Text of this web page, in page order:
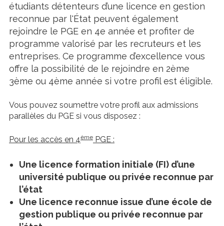
étudiants détenteurs d’une licence en gestion
reconnue par l'État peuvent également
rejoindre le PGE en 4e année et profiter de
programme valorisé par les recruteurs et les
entreprises. Ce programme d’excellence vous
offre la possibilité de le rejoindre en 2ème
3ème ou 4ème année si votre profil est éligible.
Vous pouvez soumettre votre profil aux admissions
parallèles du PGE si vous disposez :
Pour les accès en 4ème PGE :
Une licence formation initiale (FI) d’une
université publique ou privée reconnue par
l’état
Une licence reconnue issue d’une école de
gestion publique ou privée reconnue par